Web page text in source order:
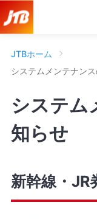
JTBホーム
システムメンテナン
システム
知らせ
新幹線・JR